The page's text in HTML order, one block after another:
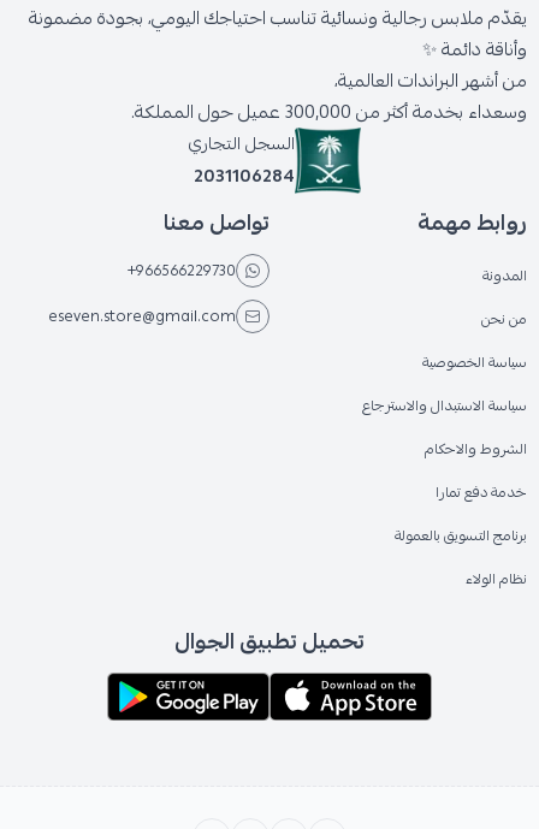
يقدّم ملابس رجالية ونسائية تناسب احتياجك اليومي، بجودة مضمونة
وأناقة دائمة ✨
من أشهر البراندات العالمية،
وسعداء بخدمة أكثر من 300,000 عميل حول المملكة.
السجل التجاري
2031106284
روابط مهمة
المدونة
من نحن
سياسة الخصوصية
سياسة الاستبدال والاسترجاع
الشروط والاحكام
خدمة دفع تمارا
برنامج التسويق بالعمولة
نظام الولاء
تواصل معنا
+966566229730
eseven.store@gmail.com
تحميل تطبيق الجوال